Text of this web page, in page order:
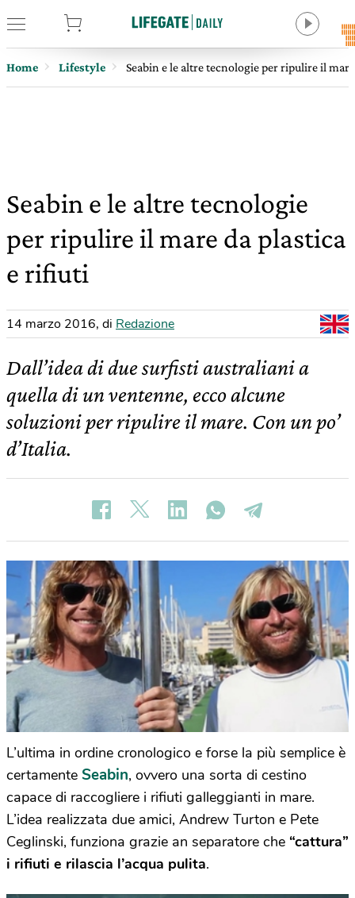
Home Lifestyle Seabin e le altre tecnologie per ripulire il
Seabin e le altre tecnologie
per ripulire il mare da plastica
e rifiuti
14 marzo 2016, di Redazione
Dall’idea di due surfisti australiani a
quella di un ventenne, ecco alcune
soluzioni per ripulire il mare. Con un po’
d’Italia.
L’ultima in ordine cronologico e forse la più semplice è
certamente Seabin, ovvero una sorta di cestino
capace di raccogliere i rifiuti galleggianti in mare.
L’idea realizzata due amici, Andrew Turton e Pete
Ceglinski, funziona grazie an separatore che “cattura”
i rifiuti e rilascia l’acqua pulita.